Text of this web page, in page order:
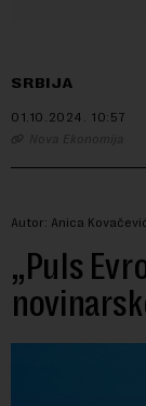
SRBIJA
01.10.2024. 10:57
Nova Ekonomija
Autor: Anica
„Puls